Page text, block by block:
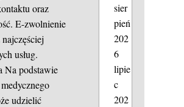
oraz
E-zwolnienie
usług.
Na podstawie
udzielić
sier
pień
202
6
lipie
c
202